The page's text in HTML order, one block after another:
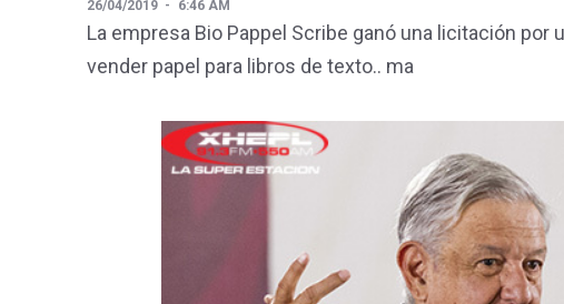
26/04/2019 6:46 AM
La empresa Bio Pappel Scribe ganó una licitación
vender papel para libros de texto.. ma